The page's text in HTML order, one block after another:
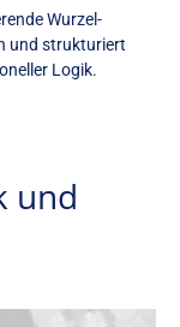
Wurzel-
und strukturiert
Logik.
und